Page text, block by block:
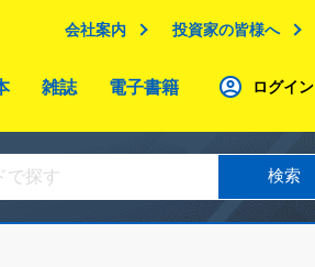
会社案内 投資家の皆様へ
雑誌 電子書籍 ログイン
検索